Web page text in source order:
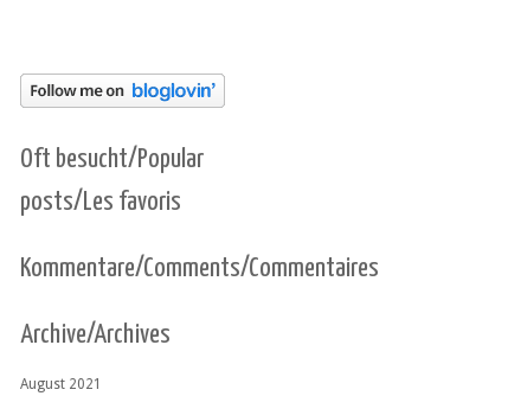
Oft besucht/Popular
posts/Les favoris
Kommentare/Comments/Commentaires
Archive/Archives
August 2021